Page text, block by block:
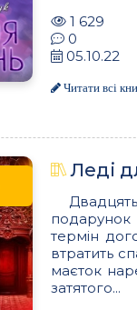
1 629
0
05.10.22
Читати всі
Леді
подарунок
термін
втратить
маєток
затятого...